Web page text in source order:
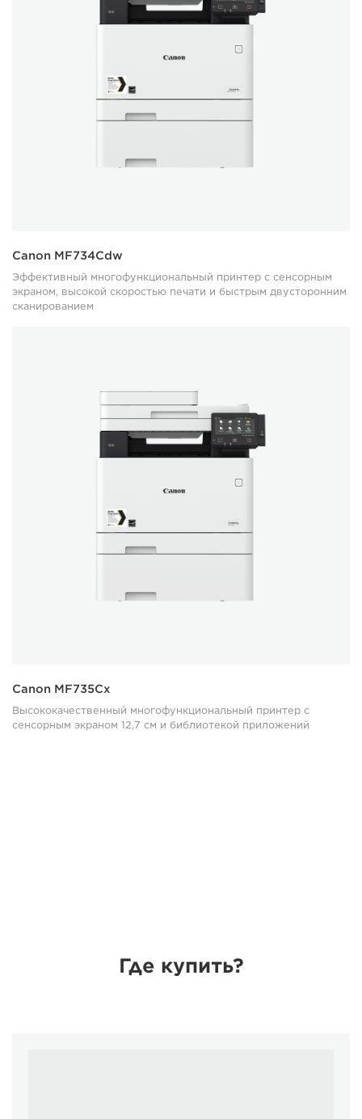
Canon MF734Cdw
Эффективный многофункциональный принтер с сенсорным
экраном, высокой скоростью печати и быстрым двусторонним
сканированием
Canon MF735Cx
Высококачественный многофункциональный принтер с
сенсорным экраном 12,7 см и библиотекой приложений
Где купить?